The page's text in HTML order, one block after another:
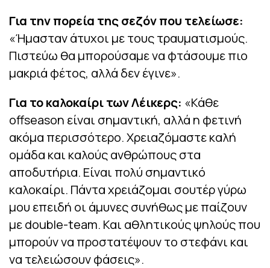
Για την πορεία της σεζόν που τελείωσε:
«Ήμασταν άτυχοι με τους τραυματισμούς.
Πιστεύω θα μπορούσαμε να φτάσουμε πιο
μακριά φέτος, αλλά δεν έγινε».
Για το καλοκαίρι των Λέικερς: «Κάθε
offseason είναι σημαντική, αλλά η φετινή
ακόμα περισσότερο. Χρειαζόμαστε καλή
ομάδα και καλούς ανθρώπους στα
αποδυτήρια. Είναι πολύ σημαντικό
καλοκαίρι. Πάντα χρειάζομαι σουτέρ γύρω
μου επειδή οι άμυνες συνήθως με παίζουν
με double-team. Και αθλητικούς ψηλούς που
μπορούν να προστατέψουν το στεφάνι και
να τελειώσουν φάσεις».